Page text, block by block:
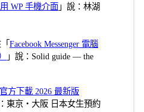
WP 手機介面 」說：林湖
Facebook Messenger 電腦
」說：Solid guide — the
方下載 2026 最新版
東京・大阪 日本女生預約